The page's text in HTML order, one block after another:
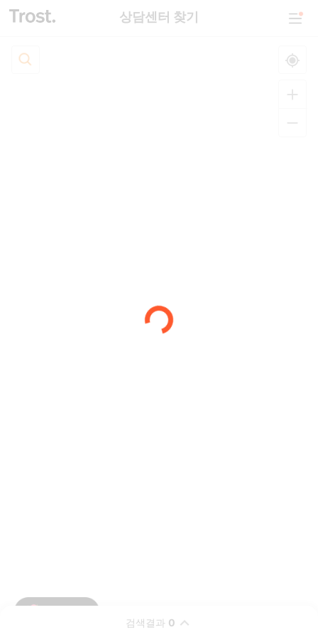
상담센터 찾기
검색결과 0